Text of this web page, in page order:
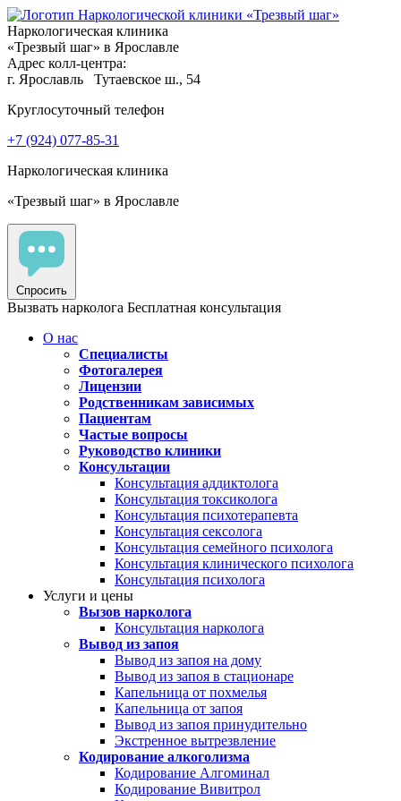
Наркологическая клиника
«Трезвый шаг» в Ярославле
Адрес колл-центра:
г. Ярославль
Тутаевское ш., 54
Круглосуточный телефон
+7 (924) 077-85-31
Наркологическая клиника
«Трезвый шаг» в Ярославле
Спросить
Вызвать нарколога Бесплатная консультация
О нас
Специалисты
Фотогалерея
Лицензии
Родственникам зависимых
Пациентам
Частые вопросы
Руководство клиники
Консультации
Консультация аддиктолога
Консультация токсиколога
Консультация психотерапевта
Консультация сексолога
Консультация семейного психолога
Консультация клинического психолога
Консультация психолога
Услуги и цены
Вызов нарколога
Консультация нарколога
Вывод из запоя
Вывод из запоя на дому
Вывод из запоя в стационаре
Капельница от похмелья
Капельница от запоя
Вывод из запоя принудительно
Экстренное вытрезвление
Кодирование алкоголизма
Кодирование Алгоминал
Кодирование Вивитрол